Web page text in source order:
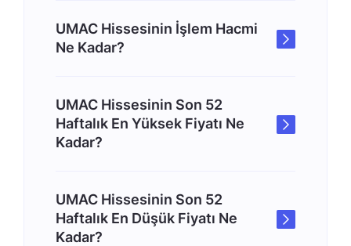
UMAC Hissesinin İşlem Hacmi
Ne Kadar?
UMAC Hissesinin Son 52
Haftalık En Yüksek Fiyatı Ne
Kadar?
UMAC Hissesinin Son 52
Haftalık En Düşük Fiyatı Ne
Kadar?